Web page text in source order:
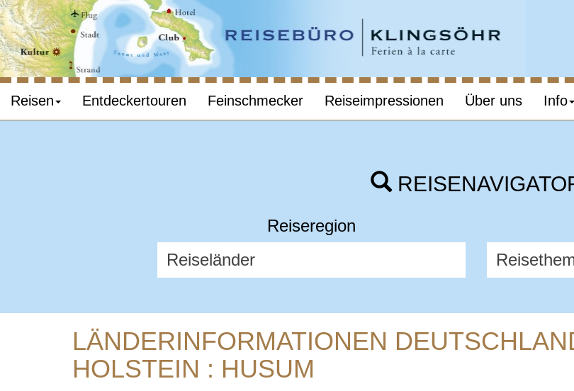
Reisen Entdeckertouren Feinschmecker Reiseimpressionen Über uns Info
Reiseregion
LÄNDERINFORMATIONEN
HOLSTEIN : HUSUM